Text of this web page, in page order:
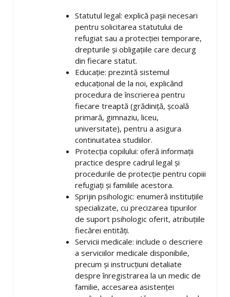
Statutul legal: explică pașii necesari
pentru solicitarea statutului de
refugiat sau a protecției temporare,
drepturile și obligațiile care decurg
din fiecare statut.
Educație: prezintă sistemul
educațional de la noi, explicând
procedura de înscrierea pentru
fiecare treaptă (grădiniță, școală
primară, gimnaziu, liceu,
universitate), pentru a asigura
continuitatea studiilor.
Protecția copilului: oferă informații
practice despre cadrul legal și
procedurile de protecție pentru copiii
refugiați și familiile acestora.
Sprijin psihologic: enumeră instituțiile
specializate, cu precizarea tipurilor
de suport psihologic oferit, atribuțiile
fiecărei entități.
Servicii medicale: include o descriere
a serviciilor medicale disponibile,
precum și instrucțiuni detaliate
despre înregistrarea la un medic de
familie, accesarea asistenței